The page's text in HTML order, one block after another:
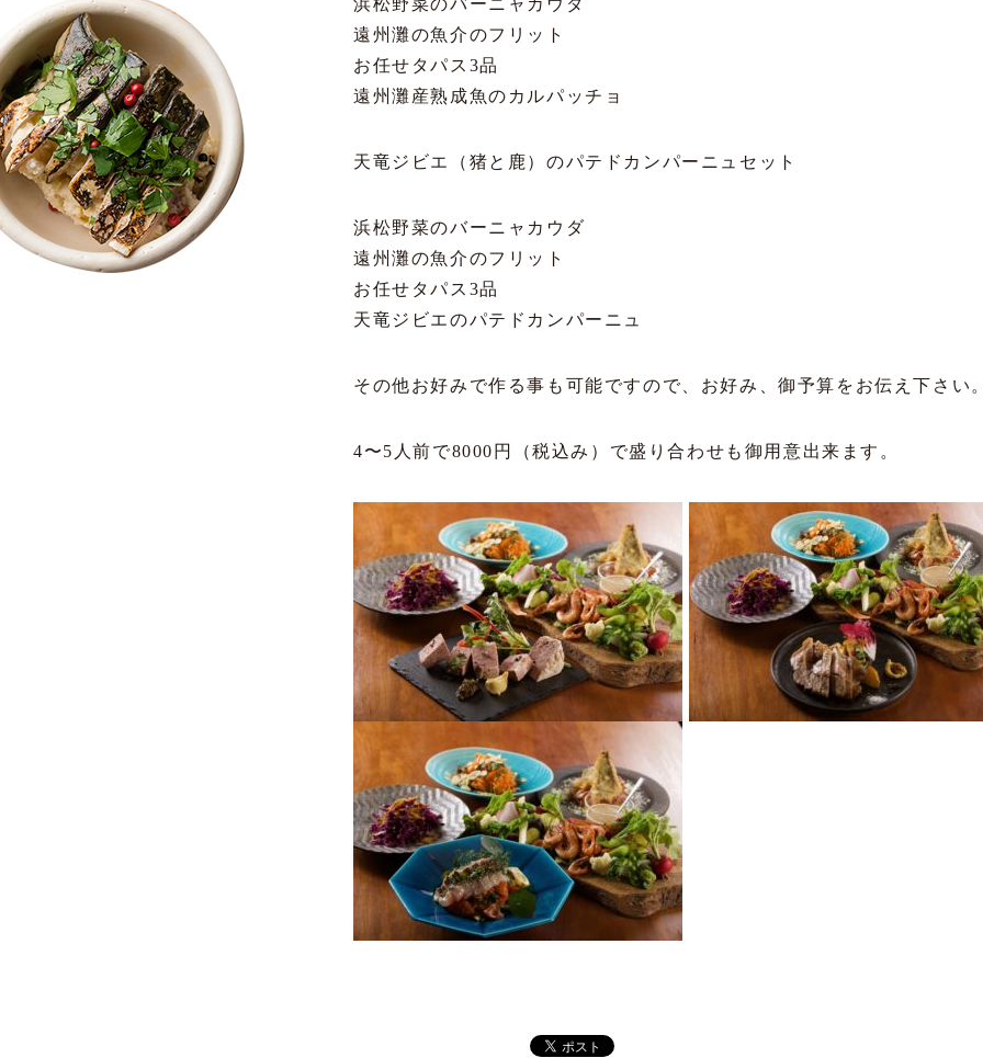
遠州灘の魚介のフリット
お任せタパス3品
遠州灘産熟成魚のカルパッチョ
天竜ジビエ（猪と鹿）のパテドカンパーニュセット
浜松野菜のバーニャカウダ
遠州灘の魚介のフリット
お任せタパス3品
天竜ジビエのパテドカンパーニュ
その他お好みで作る事も可能ですので、お好み、御予算をお伝え下さい
4〜5人前で8000円（税込み）で盛り合わせも御用意出来ます。